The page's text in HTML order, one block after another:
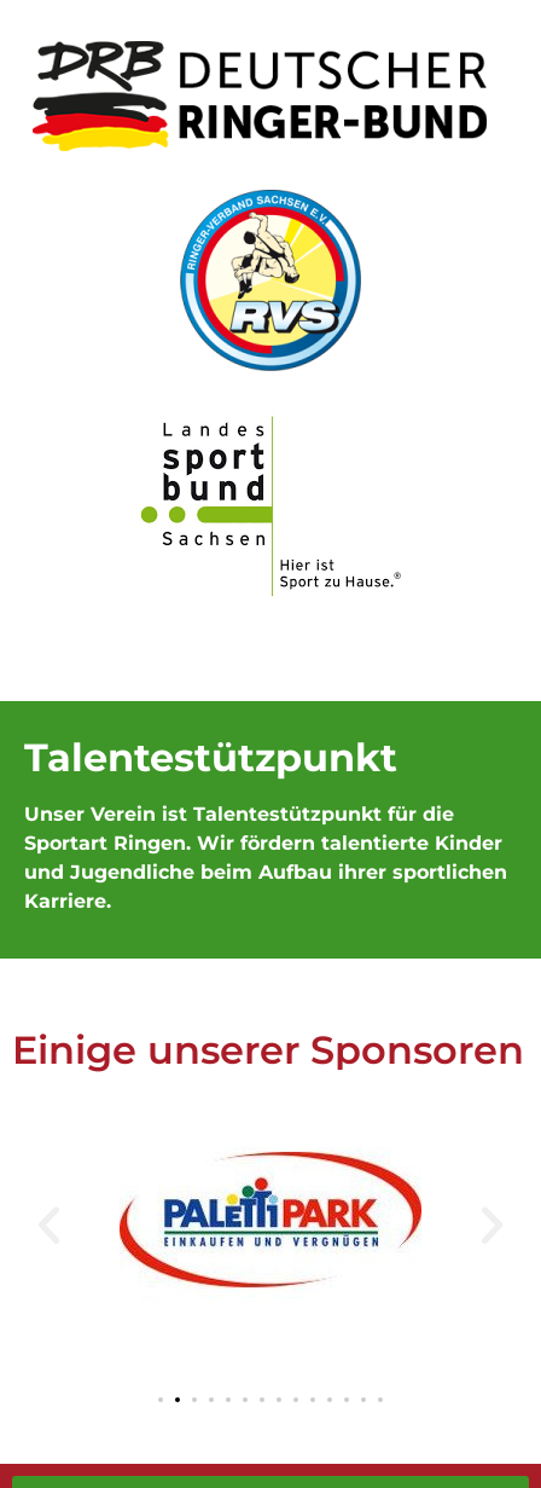
Talentestützpunkt
Unser Verein ist Talentestützpunkt für die
Sportart Ringen. Wir fördern talentierte Kinder
und Jugendliche beim Aufbau ihrer sportlichen
Karriere.
Einige unserer Sponsoren